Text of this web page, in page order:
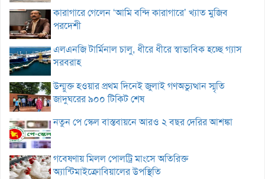
কারাগারে গেলেন ‘আমি বন্দি কারাগারে’ খ্যাত মুজিব
পরদেশী
এলএনজি টার্মিনাল চালু, ধীরে ধীরে স্বাভাবিক হচ্ছে গ্যাস
সরবরাহ
উন্মুক্ত হওয়ার প্রথম দিনেই জুলাই গণঅভ্যুত্থান স্মৃতি
জাদুঘরের ৯০০ টিকিট শেষ
নতুন পে স্কেল বাস্তবায়নে আরও ২ বছর দেরির আশঙ্কা
গবেষণায় মিলল পোলট্রি মাংসে অতিরিক্ত
অ্যান্টিমাইক্রোবিয়ালের উপস্থিতি